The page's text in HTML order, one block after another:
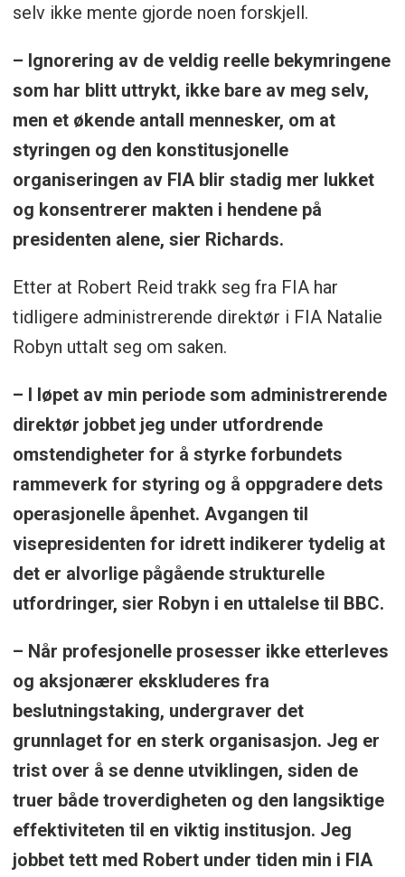
selv ikke mente gjorde noen forskjell.
– Ignorering av de veldig reelle bekymringene
som har blitt uttrykt, ikke bare av meg selv,
men et økende antall mennesker, om at
styringen og den konstitusjonelle
organiseringen av FIA blir stadig mer lukket
og konsentrerer makten i hendene på
presidenten alene, sier Richards.
Etter at Robert Reid trakk seg fra FIA har
tidligere administrerende direktør i FIA Natalie
Robyn uttalt seg om saken.
– I løpet av min periode som administrerende
direktør jobbet jeg under utfordrende
omstendigheter for å styrke forbundets
rammeverk for styring og å oppgradere dets
operasjonelle åpenhet. Avgangen til
visepresidenten for idrett indikerer tydelig at
det er alvorlige pågående strukturelle
utfordringer, sier Robyn i en uttalelse til BBC.
– Når profesjonelle prosesser ikke etterleves
og aksjonærer ekskluderes fra
beslutningstaking, undergraver det
grunnlaget for en sterk organisasjon. Jeg er
trist over å se denne utviklingen, siden de
truer både troverdigheten og den langsiktige
effektiviteten til en viktig institusjon. Jeg
jobbet tett med Robert under tiden min i FIA